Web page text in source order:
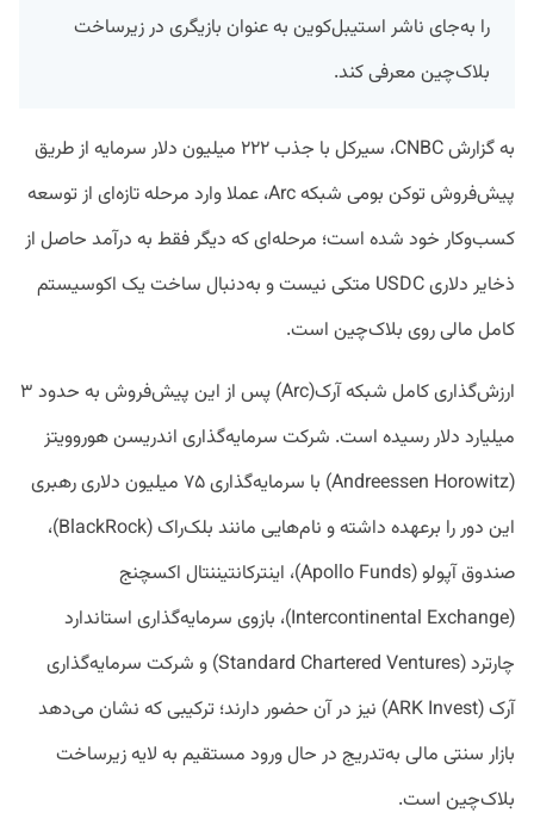
را به‌جای ناشر استیبل‌کوین به عنوان بازیگری در زیرساخت
بلاک‌چین معرفی کند.
به گزارش CNBC، سیرکل با جذب ۲۲۲ میلیون دلار سرمایه از طریق
پیش‌فروش توکن بومی شبکه Arc، عملا وارد مرحله تازه‌ای از توسعه
کسب‌وکار خود شده است؛ مرحله‌ای که دیگر فقط به درآمد حاصل از
ذخایر دلاری USDC متکی نیست و به‌دنبال ساخت یک اکوسیستم
کامل مالی روی بلاک‌چین است.
ارزش‌گذاری کامل شبکه آرک(Arc) پس از این پیش‌فروش به حدود ۳
میلیارد دلار رسیده است. شرکت سرمایه‌گذاری اندریسن هوروویتز
(Andreessen Horowitz) با سرمایه‌گذاری ۷۵ میلیون دلاری رهبری
این دور را برعهده داشته و نام‌هایی مانند بلک‌راک (BlackRock)،
صندوق آپولو (Apollo Funds)، اینترکانتیننتال اکسچنج
(Intercontinental Exchange)، بازوی سرمایه‌گذاری استاندارد
چارترد (Standard Chartered Ventures) و شرکت سرمایه‌گذاری
آرک (ARK Invest) نیز در آن حضور دارند؛ ترکیبی که نشان می‌دهد
بازار سنتی مالی به‌تدریج در حال ورود مستقیم به لایه زیرساخت
بلاک‌چین است.